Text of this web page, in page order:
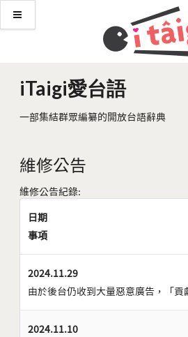
iTaigi愛台語
一部集結群眾編纂的開放台語辭典
維修公告
維修公告紀錄:
日期
事項
2024.11.29
由於後台仍收到大量惡意廣告，「貢
2024.11.10